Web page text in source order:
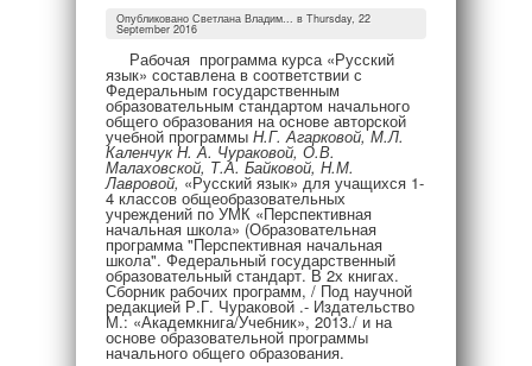
Опубликовано Светлана Владим... в Thursday, 22
September 2016
Рабочая программа курса «Русский
язык» составлена в соответствии с
Федеральным государственным
образовательным стандартом начального
общего образования на основе авторской
учебной программы Н.Г. Агарковой, М.Л.
Каленчук Н. А. Чураковой, О.В.
Малаховской, Т.А. Байковой, Н.М.
Лавровой, «Русский язык» для учащихся 1-
4 классов общеобразовательных
учреждений по УМК «Перспективная
начальная школа» (Образовательная
программа "Перспективная начальная
школа". Федеральный государственный
образовательный стандарт. В 2х книгах.
Сборник рабочих программ, / Под научной
редакцией Р.Г. Чураковой .- Издательство
М.: «Академкнига/Учебник», 2013./ и на
основе образовательной программы
начального общего образования.